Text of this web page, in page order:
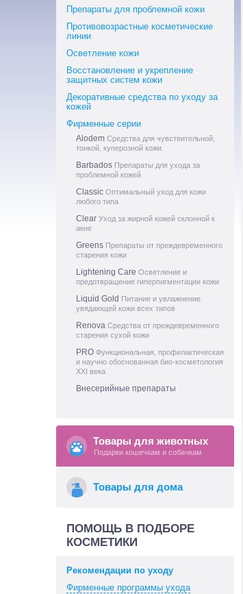
Препараты для проблемной кожи
Противовозрастные косметические
линии
Осветление кожи
Восстановление и укрепление
защитных систем кожи
Декоративные средства по уходу за
кожей
Фирменные серии
Alodem Средства для чувствительной,
тонкой, куперозной кожи
Barbados Препараты для ухода за
проблемной кожей
Classic Оптимальный уход для кожи
любого типа
Clear Уход за жирной кожей склонной к
акне
Greens Препараты от преждевременного
старения кожи
Lightening Care Осветление и
предотвращение гиперпигментации кожи
Liquid Gold Питание и увлажнение
увядающей кожи всех типов
Renova Средства от преждевременного
старения сухой кожи
PRO Функциональная, профилактическая
и научно обоснованная био-косметология
XXI века
Внесерийные препараты
Товары для животных
Подарки кошечкам и собачкам
Товары для дома
ПОМОЩЬ В ПОДБОРЕ
КОСМЕТИКИ
Рекомендации по уходу
Фирменные программы ухода